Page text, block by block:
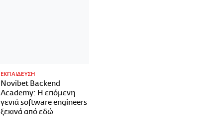
ΕΚΠΑΙΔΕΥΣΗ
Novibet Backend
Academy: Η επόμενη
γενιά software engineers
ξεκινά από εδώ